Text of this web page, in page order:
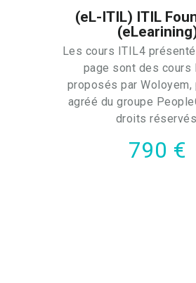
(eL-ITIL) ITIL
Les cours ITIL4
page sont des cours
proposés par Woloyem,
agréé du groupe
droits
790 €